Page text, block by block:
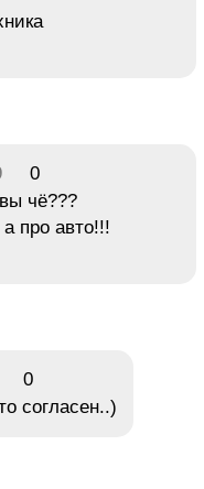
0
чё???
про авто!!!
0
согласен..)